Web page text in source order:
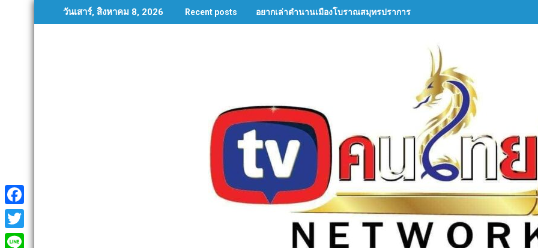
to
วันเสาร์, สิงหาคม 8, 2026 Recent posts อยากเล่าตำนานเมืองโบราณสมุทรปราการ
F
a
T